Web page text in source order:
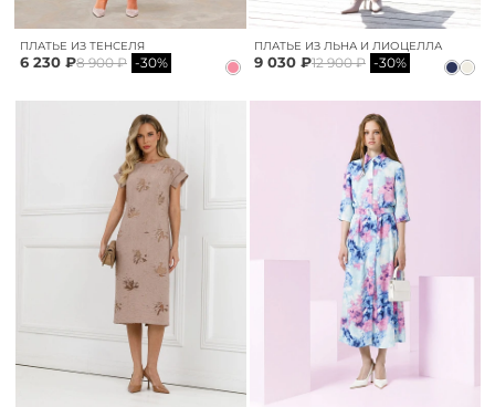
ПЛАТЬЕ ИЗ ТЕНСЕЛЯ
6 230 ₽8 900 ₽ -30%
ПЛАТЬЕ ИЗ ЛЬНА И ЛИОЦЕЛЛА
9 030 ₽12 900 ₽ -30%